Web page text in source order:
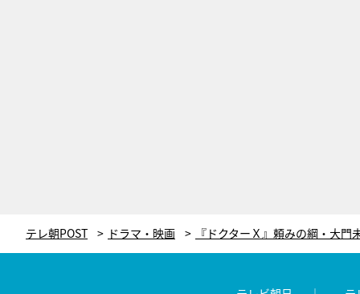
テレ朝POST ドラマ・映画